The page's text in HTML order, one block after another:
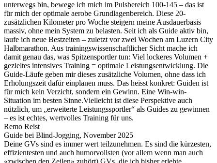
unterwegs bin, bewege ich mich im Pulsbereich 100-145 – das ist
für mich der optimale aerobe Grundlagenbereich. Diese 20-
zusätzlichen Kilometer pro Woche steigern meine Ausdauerbasis
massiv, ohne mein System zu belasten. Seit ich als Guide aktiv bin,
laufe ich neue Bestzeiten – zuletzt vor zwei Wochen am Luzern City
Halbmarathon. Aus trainingswissenschaftlicher Sicht mache ich
damit genau das, was Spitzensportler tun: Viel lockeres Volumen +
gezieltes intensives Training = optimale Leistungsentwicklung. Die
Guide-Läufe geben mir dieses zusätzliche Volumen, ohne dass ich
Erholungszeit dafür einplanen muss. Das heisst konkret: Guiden ist
für mich kein Verzicht, sondern ein Gewinn. Eine Win-win-
Situation im besten Sinne.Vielleicht ist diese Perspektive auch
nützlich, um „erweiterte Leistungssportler“ als Guides zu gewinnen
– es ist echtes, wertvolles Training für uns.
Remo Reist
Guide bei Blind-Jogging, November 2025
Deine GVs sind es immer wert teilzunehmen. Es sind die kürzesten,
effizientesten und auch humorvollsten (vor allem wenn man auch
«zwischen den Zeilen» zuhört) GVs, die ich bisher erlebte.